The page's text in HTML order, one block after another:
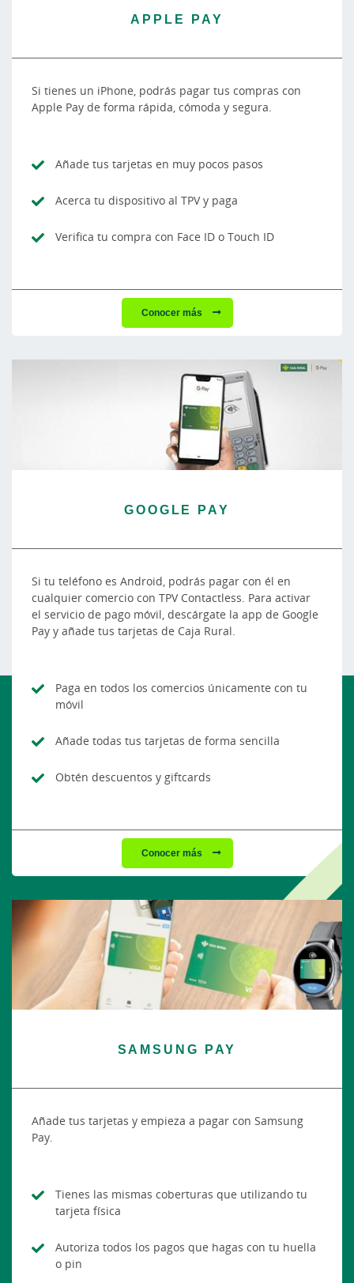
APPLE PAY
Si tienes un iPhone, podrás pagar tus compras con
Apple Pay de forma rápida, cómoda y segura.
Añade tus tarjetas en muy pocos pasos
Acerca tu dispositivo al TPV y paga
Verifica tu compra con Face ID o Touch ID
Conocer más
GOOGLE PAY
Si tu teléfono es Android, podrás pagar con él en
cualquier comercio con TPV Contactless. Para activar
el servicio de pago móvil, descárgate la app de Google
Pay y añade tus tarjetas de Caja Rural.
Paga en todos los comercios únicamente con tu
móvil
Añade todas tus tarjetas de forma sencilla
Obtén descuentos y giftcards
Conocer más
SAMSUNG PAY
Añade tus tarjetas y empieza a pagar con Samsung
Pay.
Tienes las mismas coberturas que utilizando tu
tarjeta física
Autoriza todos los pagos que hagas con tu huella
o pin